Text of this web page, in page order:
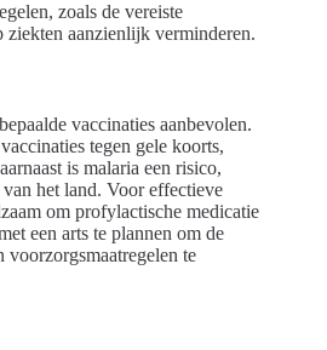
zoals de vereiste
ziekten aanzienlijk verminderen.
vaccinaties aanbevolen.
tegen gele koorts,
is malaria een risico,
het land. Voor effectieve
om profylactische medicatie
een arts te plannen om de
voorzorgsmaatregelen te